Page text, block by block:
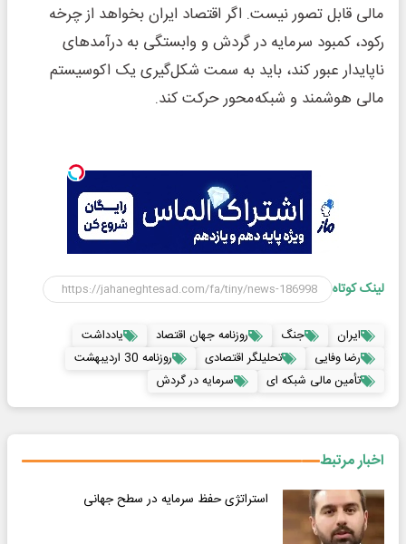
مالی قابل تصور نیست. اگر اقتصاد ایران بخواهد از چرخه
رکود، کمبود سرمایه در گردش و وابستگی به درآمدهای
ناپایدار عبور کند، باید به سمت شکل‌گیری یک اکوسیستم
مالی هوشمند و شبکه‌محور حرکت کند.
لینک کوتاه
ایران جنگ روزنامه جهان اقتصاد
یادداشت
رضا وفایی
تحلیلگر اقتصادی
روزنامه 30 اردیبهشت
تأمین مالی شبکه ای
سرمایه در گردش
اخبار مرتبط
استراتژی حفظ سرمایه در سطح جهانی